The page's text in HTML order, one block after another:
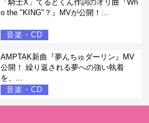
「騎士X」てるとくん作詞のオリ曲『Wh
o the "KING"？』MVが公開！...
音楽・CD
AMPTAK新曲『夢んちゅダーリン』MV
公開！ 繰り返される夢への強い執着
を、...
音楽・CD